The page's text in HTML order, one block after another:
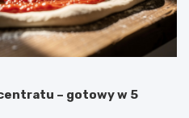
– gotowy w 5